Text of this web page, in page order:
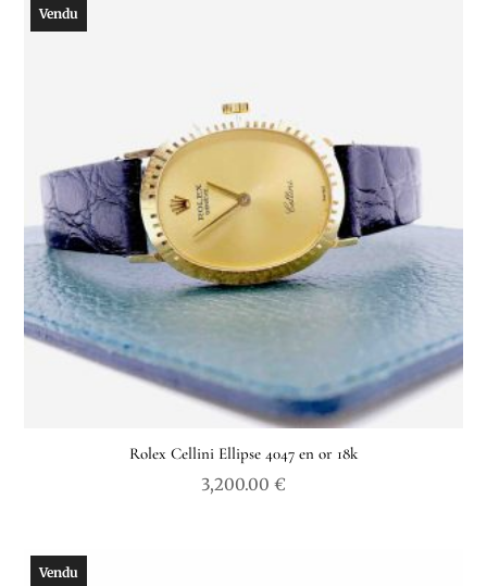
Vendu
Rolex Cellini Ellipse 4047 en or 18k
3,200.00 €
Vendu